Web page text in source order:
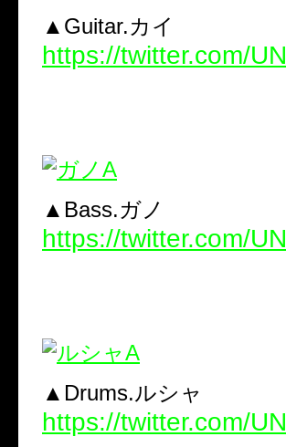
▲Guitar.カイ
https://twitter.com/
▲Bass.ガノ
https://twitter.com/
▲Drums.ルシャ
https://twitter.com/